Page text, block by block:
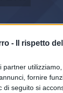
- Il rispetto
partner
fornire
di seguito si